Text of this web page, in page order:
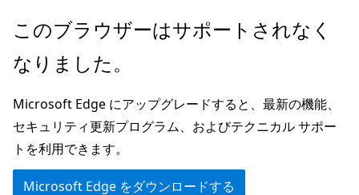
メ
ン
ン
テ
ン
ツ
ペ
ジ
ナ
ビ
ゲ
ー
このブラウザーはサポートされなく
なりました。
Microsoft Edge にアップグレードすると、最新の機能、
セキュリティ更新プログラム、およびテクニカル サポー
トを利用できます。
Microsoft Edge をダウンロードする